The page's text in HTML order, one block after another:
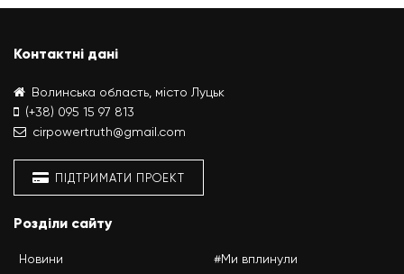
Контактні дані
Волинська область, місто Луцьк
(+38) 095 15 97 813
cirpowertruth@gmail.com
ПІДТРИМАТИ ПРОЕКТ
Розділи сайту
Новини
#Ми вплинули